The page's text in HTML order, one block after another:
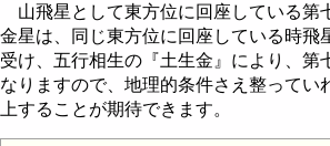
山飛星として東方位に回座している第
金星は、同じ東方位に回座している時飛
受け、五行相生の『土生金』により、第
なりますので、地理的条件さえ整ってい
上することが期待できます。